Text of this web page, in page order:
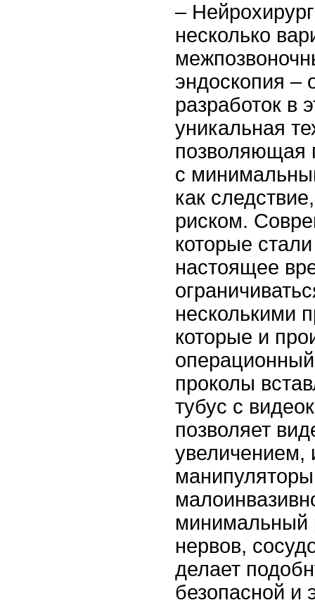
–
несколько
эндоскопия –
разработок в
уникальная
позволяющая
с
как
риском.
которые
настоящее
несколькими
которые и
проколы
тубус с
позволяет
увеличением,
минимальный
нервов,
делает
безопасной и